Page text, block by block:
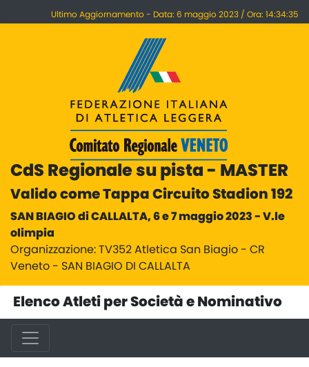
Ultimo Aggiornamento - Data: 6 maggio 2023 / Ora: 14:34:35
CdS Regionale su pista - MASTER
Valido come Tappa Circuito Stadion 192
SAN BIAGIO di CALLALTA, 6 e 7 maggio 2023 - V.le
olimpia
Organizzazione: TV352 Atletica San Biagio - CR
Veneto - SAN BIAGIO DI CALLALTA
Elenco Atleti per Società e Nominativo